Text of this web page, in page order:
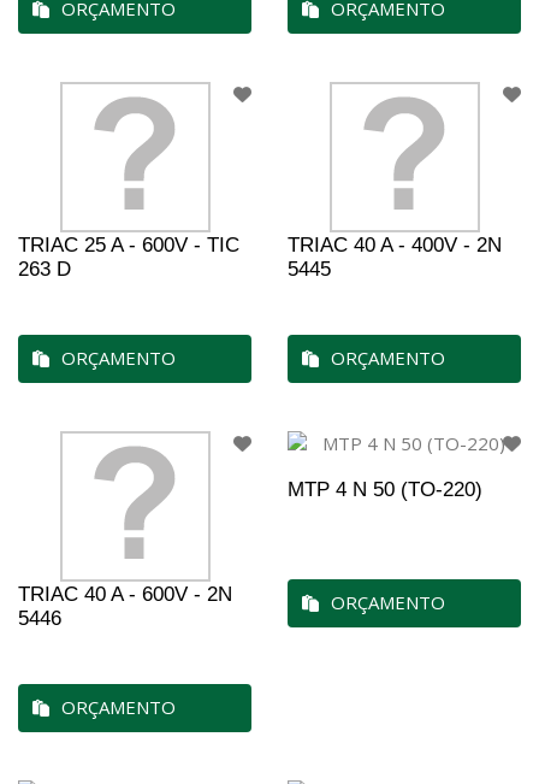
ORÇAMENTO ORÇAMENTO
TRIAC 25 A - 600V - TIC
263 D
ORÇAMENTO
TRIAC 40 A - 400V - 2N
5445
ORÇAMENTO
TRIAC 40 A - 600V - 2N
5446
ORÇAMENTO
MTP 4 N 50 (TO-220)
ORÇAMENTO